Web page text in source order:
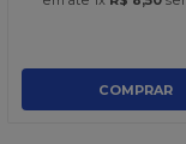
COMPRAR